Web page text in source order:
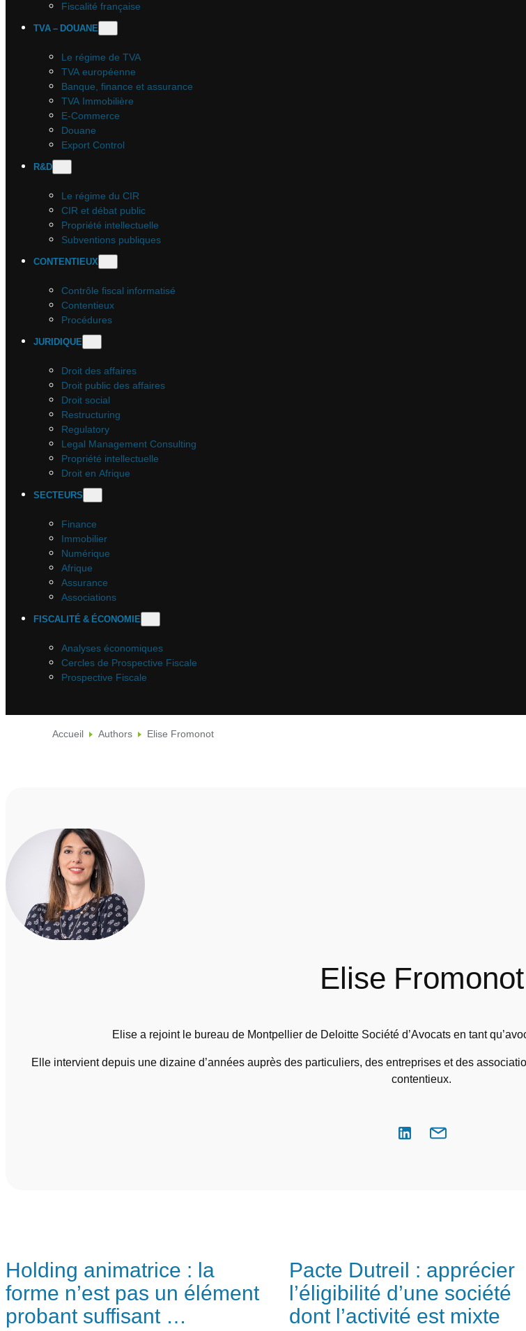
Fiscalité française
TVA – DOUANE
Le régime de TVA
TVA européenne
Banque, finance et assurance
TVA Immobilière
E-Commerce
Douane
Export Control
R&D
Le régime du CIR
CIR et débat public
Propriété intellectuelle
Subventions publiques
CONTENTIEUX
Contrôle fiscal informatisé
Contentieux
Procédures
JURIDIQUE
Droit des affaires
Droit public des affaires
Droit social
Restructuring
Regulatory
Legal Management Consulting
Propriété intellectuelle
Droit en Afrique
SECTEURS
Finance
Immobilier
Numérique
Afrique
Assurance
Associations
FISCALITÉ & ÉCONOMIE
Analyses économiques
Cercles de Prospective Fiscale
Prospective Fiscale
Accueil Authors Elise Fromonot
Elise Fromonot
Elise a rejoint le bureau de Montpellier de Deloitte Société d’Avocats en tant
Elle intervient depuis une dizaine d’années auprès des particuliers, des entreprises et des
contentieux.
Holding animatrice : la
forme n’est pas un élément
probant suffisant …
Pacte Dutreil : apprécier
l’éligibilité d’une société
dont l’activité est mixte